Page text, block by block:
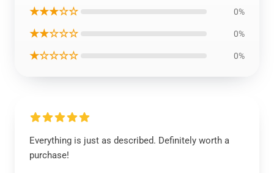
★★★☆☆ 0%
★★☆☆☆ 0%
★☆☆☆☆ 0%
Everything is just as described. Definitely worth a
purchase!